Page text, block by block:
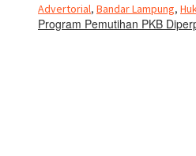
Advertorial, Bandar Lampung,
Program Pemutihan PKB